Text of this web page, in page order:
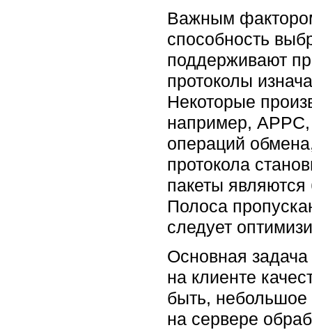
Важным
способность
поддерживают
протоколы
Некоторые
например,
операций
протокола
пакеты
Полоса
следует
Основная задача
на клиенте
быть, небольшое
на сервере